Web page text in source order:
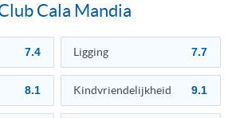
Cala Mandia
7.4 Ligging 7.7
8.1 Kindvriendelijkheid 9.1